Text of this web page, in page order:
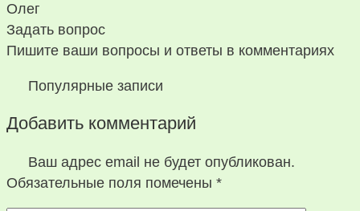
Олег
Задать вопрос
Пишите ваши вопросы и ответы в комментариях
Популярные записи
Добавить комментарий
Ваш адрес email не будет опубликован.
Обязательные поля помечены *